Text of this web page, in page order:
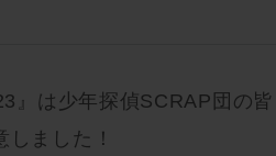
』は少年探偵SCRAP団の皆
ました！